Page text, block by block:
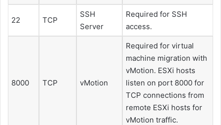
22 TCP
SSH
Server
Required for SSH
access.
8000 TCP vMotion
Required for virtual
machine migration with
vMotion. ESXi hosts
listen on port 8000 for
TCP connections from
remote ESXi hosts for
vMotion traffic.